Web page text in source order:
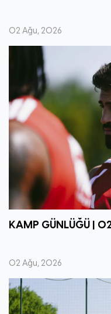
02 Ağu, 2026
KAMP GÜNLÜĞÜ |
02 Ağu, 2026